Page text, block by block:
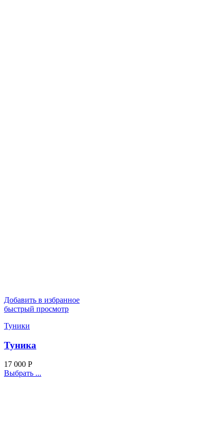
Добавить в избранное
быстрый просмотр
Туники
Туника
17 000 Р
Выбрать ...